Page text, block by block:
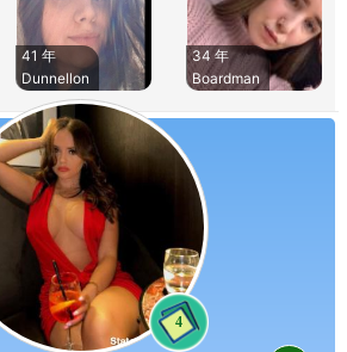
41 年
Dunnellon
34 年
Boardman
4